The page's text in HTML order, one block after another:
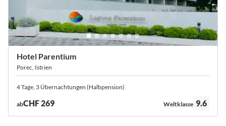
Hotel Parentium
Porec, Istrien
4 Tage, 3 Übernachtungen (Halbpension)
abCHF 269 Bewertung:
Weltklasse 9.6